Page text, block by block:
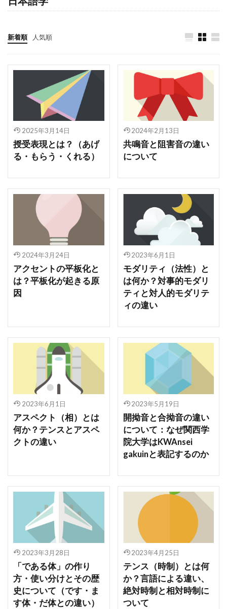
新着順 人気順
2025年3月14日
授受表現とは？（あげ
る・もらう・くれる）
2024年2月13日
共鳴音と阻害音の違い
について
2024年3月24日
アクセントの平板化と
は？平板化が起きる原
因
2023年6月1日
モダリティ（法性）と
は何か？対事的モダリ
ティと対人的モダリテ
ィの違い
2023年6月1日
アスペクト（相）とは
何か？テンスとアスペ
クトの違い
2023年5月19日
開拗音と合拗音の違い
について：なぜ関西学
院大学はKWAnsei
gakuinと表記するのか
2023年3月28日
「である体」の作り
方・使い分けとその歴
史について（です・ま
す体・だ体との違い）
2023年4月25日
テンス（時制）とは何
か？言語による違い、
絶対時制と相対時制に
ついて